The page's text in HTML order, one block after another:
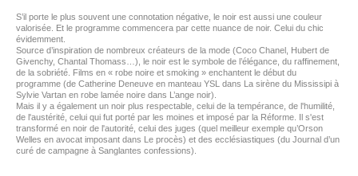
S’il porte le plus souvent une connotation négative, le noir est aussi une couleur
valorisée. Et le programme commencera par cette nuance de noir. Celui du chic
évidemment.
Source d’inspiration de nombreux créateurs de la mode (Coco Chanel, Hubert de
Givenchy, Chantal Thomass…), le noir est le symbole de l’élégance, du raffinement,
de la sobriété. Films en « robe noire et smoking » enchantent le début du
programme (de Catherine Deneuve en manteau YSL dans La sirène du Mississipi à
Sylvie Vartan en robe lamée noire dans L’ange noir).
Mais il y a également un noir plus respectable, celui de la tempérance, de l'humilité,
de l'austérité, celui qui fut porté par les moines et imposé par la Réforme. Il s'est
transformé en noir de l'autorité, celui des juges (quel meilleur exemple qu’Orson
Welles en avocat imposant dans Le procès) et des ecclésiastiques (du Journal d’un
curé de campagne à Sanglantes confessions).